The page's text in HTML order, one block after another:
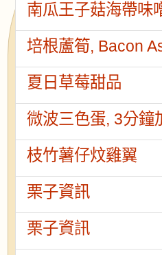
南瓜王子菇海帶味
培根蘆筍, Bacon
夏日草莓甜品
微波三色蛋, 3分鐘
枝竹薯仔炆雞翼
栗子資訊
栗子資訊